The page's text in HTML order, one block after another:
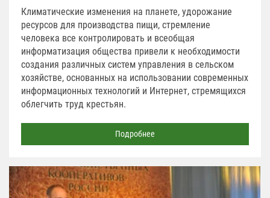
Климатические изменения на планете, удорожание
ресурсов для производства пищи, стремление
человека все контролировать и всеобщая
информатизация общества привели к необходимости
создания различных систем управления в сельском
хозяйстве, основанных на использовании современных
информационных технологий и Интернет, стремящихся
облегчить труд крестьян.
Подробнее